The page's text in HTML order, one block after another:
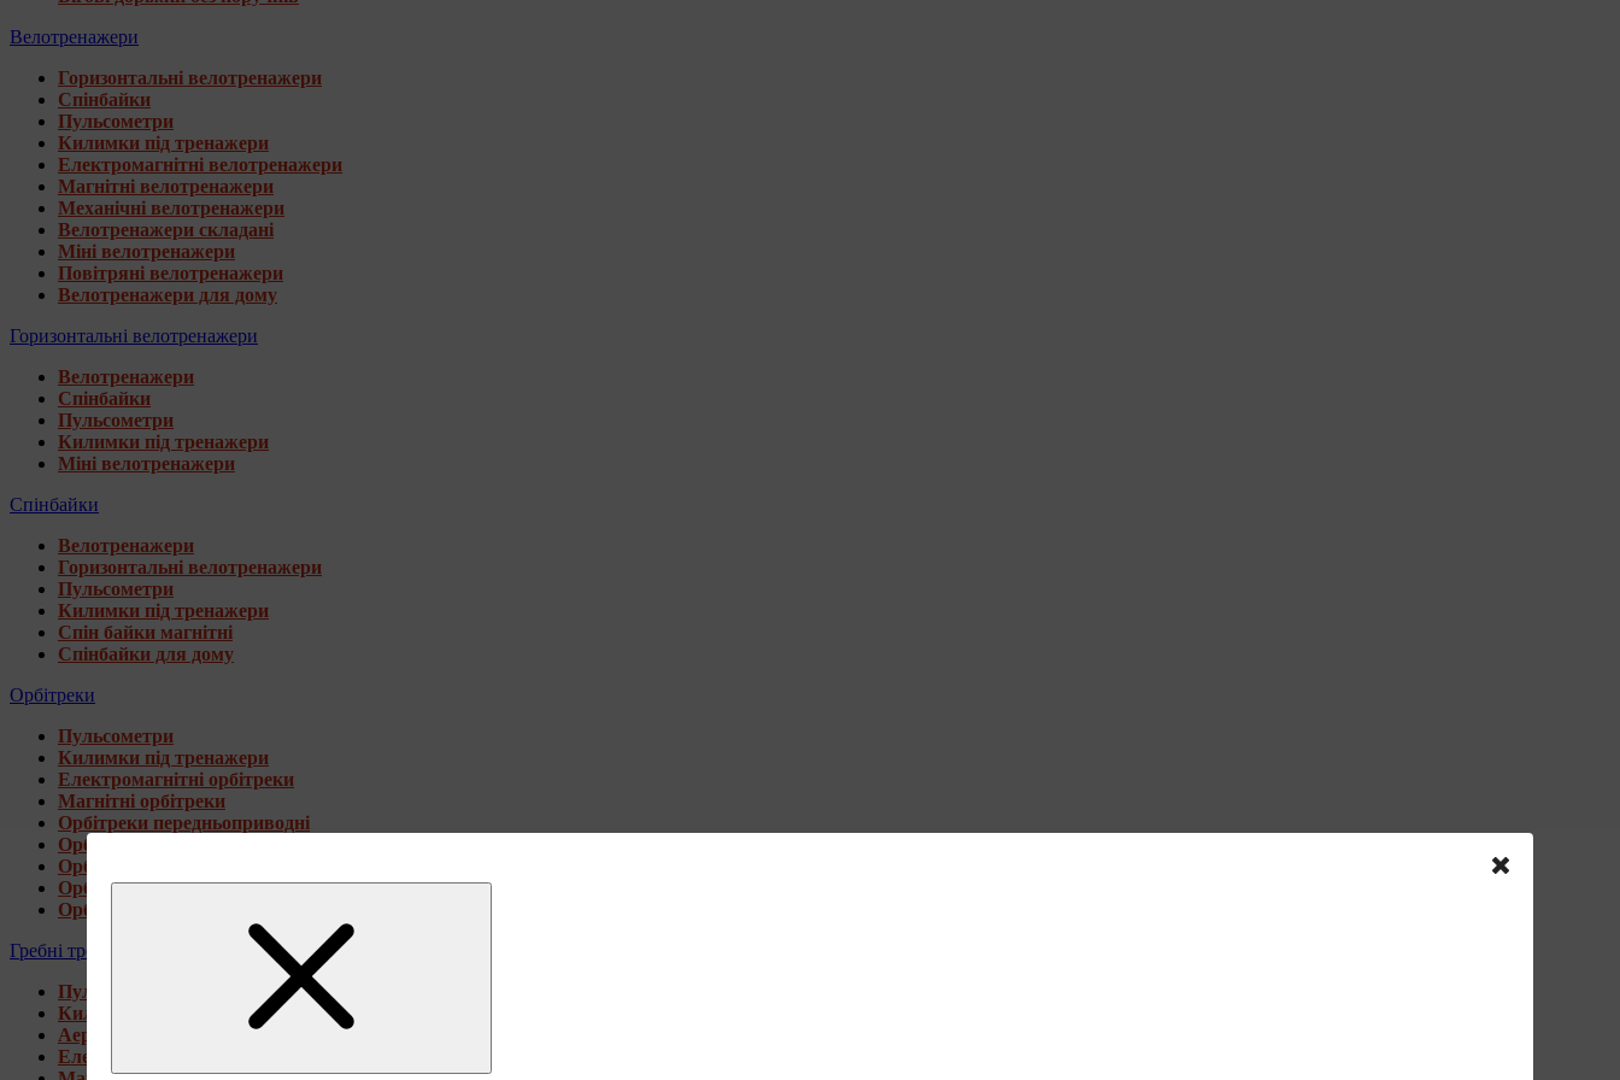
Велотренажери
Горизонтальні велотренажери
Спінбайки
Пульсометри
Килимки під тренажери
Електромагнітні велотренажери
Магнітні велотренажери
Механічні велотренажери
Велотренажери складані
Міні велотренажери
Повітряні велотренажери
Велотренажери для дому
Горизонтальні велотренажери
Велотренажери
Спінбайки
Пульсометри
Килимки під тренажери
Міні велотренажери
Спінбайки
Велотренажери
Горизонтальні велотренажери
Пульсометри
Килимки під тренажери
Спін байки магнітні
Спінбайки для дому
Орбітреки
Пульсометри
Килимки під тренажери
Електромагнітні орбітреки
Магнітні орбітреки
Орбітреки передньоприводні
Орбітреки задньоприводні
Орбітреки для високих користувачів
Орбітреки генераторні
Орбітреки для дому
Гребні тренажери
Пульсометри
Килимки під тренажери
Аеромагнітні гребні тренажери
Електромагнітні гребні тренажери